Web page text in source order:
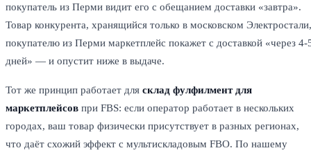
покупатель из Перми видит его с обещанием доставки «завтра».
Товар конкурента, хранящийся только в московском Электростали,
покупателю из Перми маркетплейс покажет с доставкой «через 4-
дней» — и опустит ниже в выдаче.
Тот же принцип работает для склад фулфилмент для
маркетплейсов при FBS: если оператор работает в нескольких
городах, ваш товар физически присутствует в разных регионах,
что даёт схожий эффект с мультискладовым FBO. По нашему